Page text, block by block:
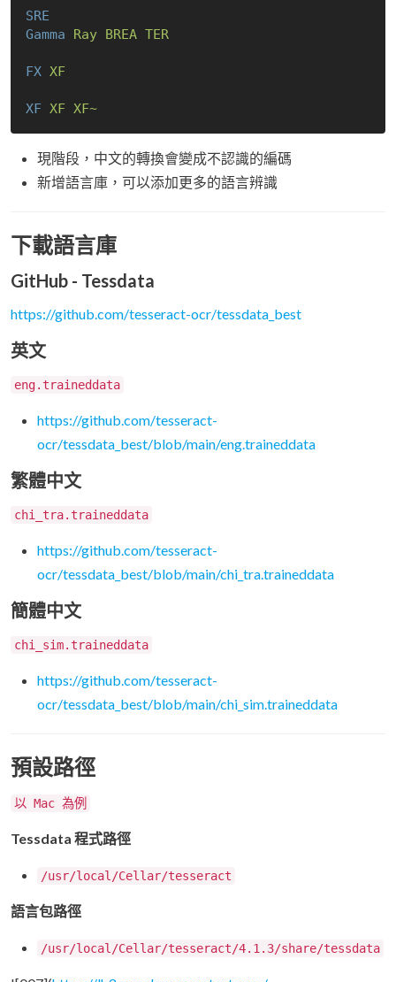
SRE
Gamma
Ray BREA TER
FX XF
XF XF XF~
現階段，中文的轉換會變成不認識的編碼
新增語言庫，可以添加更多的語言辨識
下載語言庫
GitHub - Tessdata
https://github.com/tesseract-ocr/tessdata_best
英文
eng.traineddata
https://github.com/tesseract-
ocr/tessdata_best/blob/main/eng.traineddata
繁體中文
chi_tra.traineddata
https://github.com/tesseract-
ocr/tessdata_best/blob/main/chi_tra.traineddata
簡體中文
chi_sim.traineddata
https://github.com/tesseract-
ocr/tessdata_best/blob/main/chi_sim.traineddata
預設路徑
以 Mac 為例
Tessdata 程式路徑
/usr/local/Cellar/tesseract
語言包路徑
/usr/local/Cellar/tesseract/4.1.3/share/tessdata